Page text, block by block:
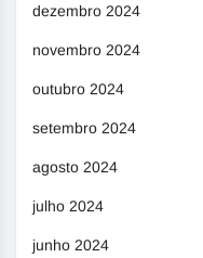
dezembro 2024
novembro 2024
outubro 2024
setembro 2024
agosto 2024
julho 2024
junho 2024